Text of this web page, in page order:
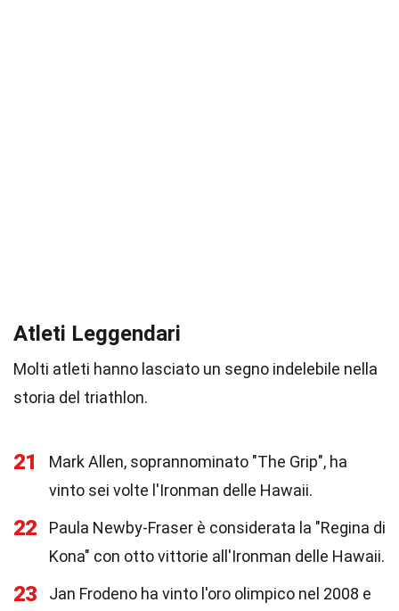
Atleti Leggendari
Molti atleti hanno lasciato un segno indelebile nella
storia del triathlon.
21
Mark Allen, soprannominato "The Grip", ha
vinto sei volte l'Ironman delle Hawaii.
22
Paula Newby-Fraser è considerata la "Regina di
Kona" con otto vittorie all'Ironman delle Hawaii.
23
Jan Frodeno ha vinto l'oro olimpico nel 2008 e